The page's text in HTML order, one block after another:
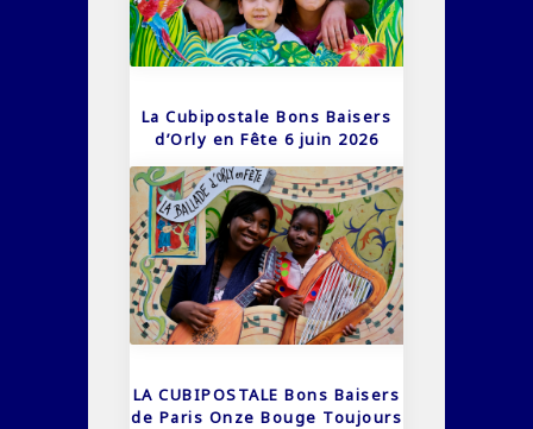
La Cubipostale Bons Baisers
d’Orly en Fête 6 juin 2026
LA CUBIPOSTALE Bons Baisers
de Paris Onze Bouge Toujours